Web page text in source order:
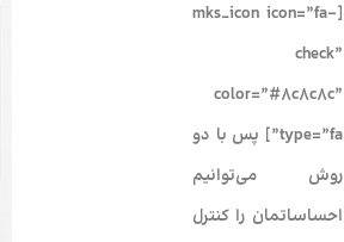
[mks_icon icon=”fa-
check”
color=”#8c8c8c”
type=”fa”] پس با دو
روش می­‌توانیم
احساساتمان را کنترل